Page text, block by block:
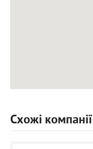
Схожі компанії